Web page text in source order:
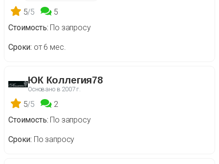
5/5
5
Стоимость По запросу
Сроки от 6 мес.
ЮК Коллегия78
Основано в 2007 г.
5/5
2
Стоимость По запросу
Сроки По запросу